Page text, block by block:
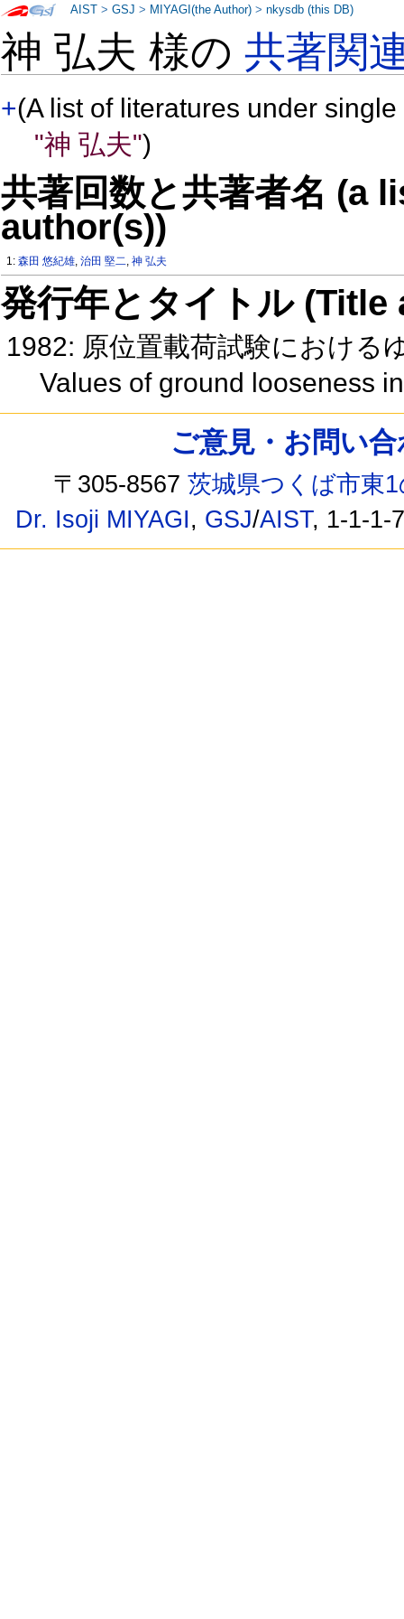
神 弘夫 様の共著関
+(A list of literatures under
"神 弘夫")
共著回数と共著者名 (a
author(s))
1:森田 悠紀雄,治田 堅二,神 弘夫
発行年とタイトル
1982: 原位置載荷試験における
Values of ground looseness
AIST >GSJ > MIYAGI(the Author) >nkysdb (this DB)
ご意見・お問い
〒305-8567茨城県つくば市東
Dr. Isoji MIYAGI, GSJ/AIST, 1-1-1-